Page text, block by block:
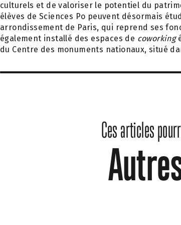
culturels et de valoriser le potentiel du
élèves de Sciences Po peuvent désormais
arrondissement de Paris, qui reprend ses
également installé des espaces de coworking
du Centre des monuments nationaux, situé
Ces articles